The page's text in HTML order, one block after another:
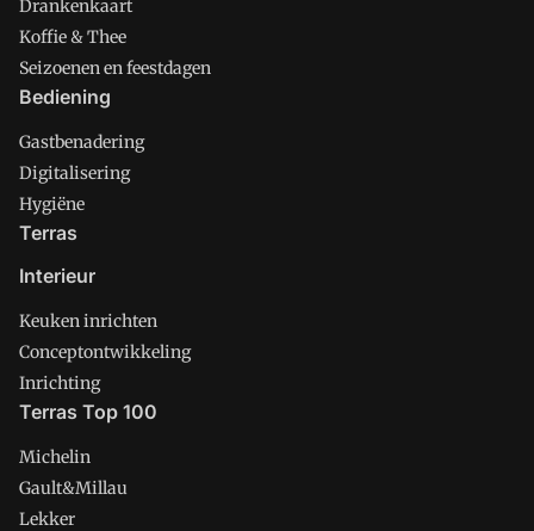
Drankenkaart
Koffie & Thee
Seizoenen en feestdagen
Bediening
Gastbenadering
Digitalisering
Hygiëne
Terras
Interieur
Keuken inrichten
Conceptontwikkeling
Inrichting
Terras Top 100
Michelin
Gault&Millau
Lekker